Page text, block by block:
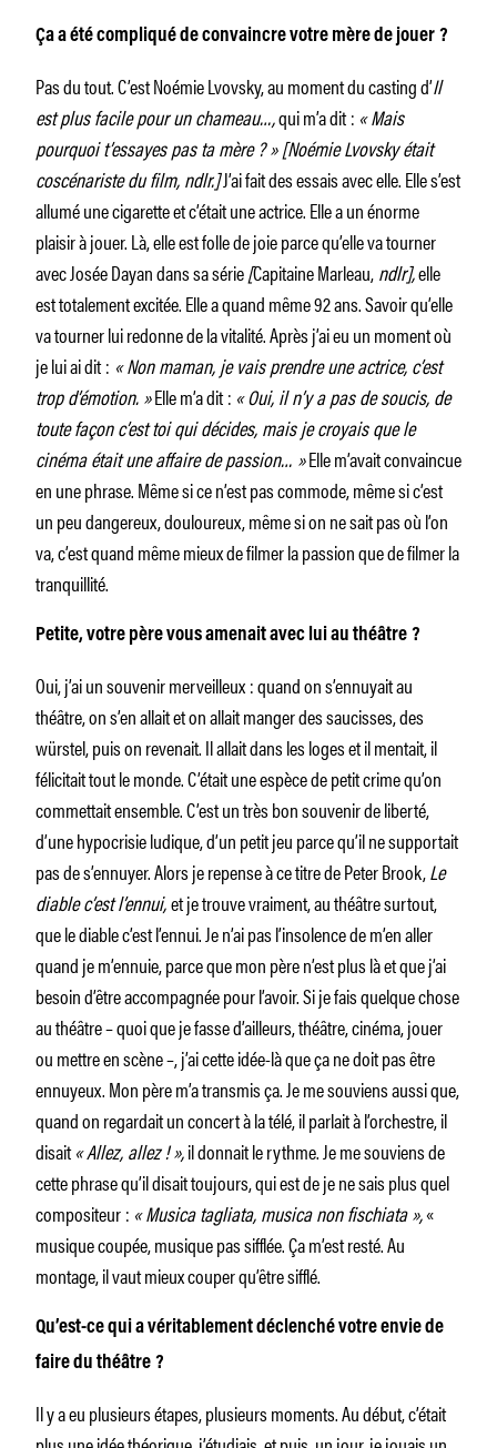
Ça a été compliqué de convaincre votre mère de jouer ?
Pas du tout. C’est Noémie Lvovsky, au moment du casting d’Il
est plus facile pour un chameau…,qui m’a dit : « Mais
pourquoi t’essayes pas ta mère ? » [Noémie Lvovsky était
coscénariste du film, ndlr.]J’ai fait des essais avec elle. Elle s’est
allumé une cigarette et c’était une actrice. Elle a un énorme
plaisir à jouer. Là, elle est folle de joie parce qu’elle va tourner
avec Josée Dayan dans sa série[Capitaine Marleau,ndlr],elle
est totalement excitée. Elle a quand même 92 ans. Savoir qu’elle
va tourner lui redonne de la vitalité. Après j’ai eu un moment où
je lui ai dit : « Non maman, je vais prendre une actrice, c’est
trop d’émotion. »Elle m’a dit : « Oui, il n’y a pas de soucis, de
toute façon c’est toi qui décides, mais je croyais que le
cinéma était une affaire de passion… »Elle m’avait convaincue
en une phrase. Même si ce n’est pas commode, même si c’est
un peu dangereux, douloureux, même si on ne sait pas où l’on
va, c’est quand même mieux de filmer la passion que de filmer la
tranquillité.
Petite, votre père vous amenait avec lui au théâtre ?
Oui, j’ai un souvenir merveilleux : quand on s’ennuyait au
théâtre, on s’en allait et on allait manger des saucisses, des
würstel, puis on revenait. Il allait dans les loges et il mentait, il
félicitait tout le monde. C’était une espèce de petit crime qu’on
commettait ensemble. C’est un très bon souvenir de liberté,
d’une hypocrisie ludique, d’un petit jeu parce qu’il ne supportait
pas de s’ennuyer. Alors je repense à ce titre de Peter Brook,Le
diable c’est l’ennui,et je trouve vraiment, au théâtre surtout,
que le diable c’est l’ennui. Je n’ai pas l’insolence de m’en aller
quand je m’ennuie, parce que mon père n’est plus là et que j’ai
besoin d’être accompagnée pour l’avoir. Si je fais quelque chose
au théâtre – quoi que je fasse d’ailleurs, théâtre, cinéma, jouer
ou mettre en scène –, j’ai cette idée-là que ça ne doit pas être
ennuyeux. Mon père m’a transmis ça. Je me souviens aussi que,
quand on regardait un concert à la télé, il parlait à l’orchestre, il
disait« Allez, allez ! »,il donnait le rythme. Je me souviens de
cette phrase qu’il disait toujours, qui est de je ne sais plus quel
compositeur : « Musica tagliata, musica non fischiata »,«
musique coupée, musique pas sifflée. Ça m’est resté. Au
montage, il vaut mieux couper qu’être sifflé.
Qu’est-ce qui a véritablement déclenché votre envie de
faire du théâtre ?
Il y a eu plusieurs étapes, plusieurs moments. Au début, c’était